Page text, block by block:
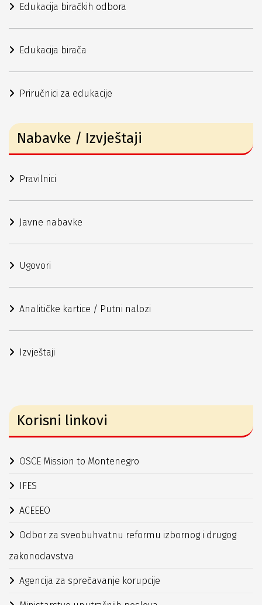
Edukacija biračkih odbora
Edukacija birača
Priručnici za edukacije
Nabavke / Izvještaji
Pravilnici
Javne nabavke
Ugovori
Analitičke kartice / Putni nalozi
Izvještaji
Korisni linkovi
OSCE Mission to Montenegro
IFES
ACEEEO
Odbor za sveobuhvatnu reformu izbornog i drugog
zakonodavstva
Agencija za sprečavanje korupcije